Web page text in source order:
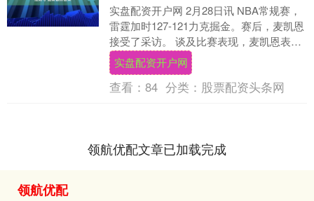
实盘配资开户网 2月28日讯 NBA常规赛，
雷霆加时127-121力克掘金。赛后，麦凯恩
接受了采访。 谈及比赛表现，麦凯恩表
示：“只要你专注防守，进攻自然会来。....
实盘配资开户网
查看： 84 分类： 股票配资头条网
领航优配文章已加载完成
领航优配